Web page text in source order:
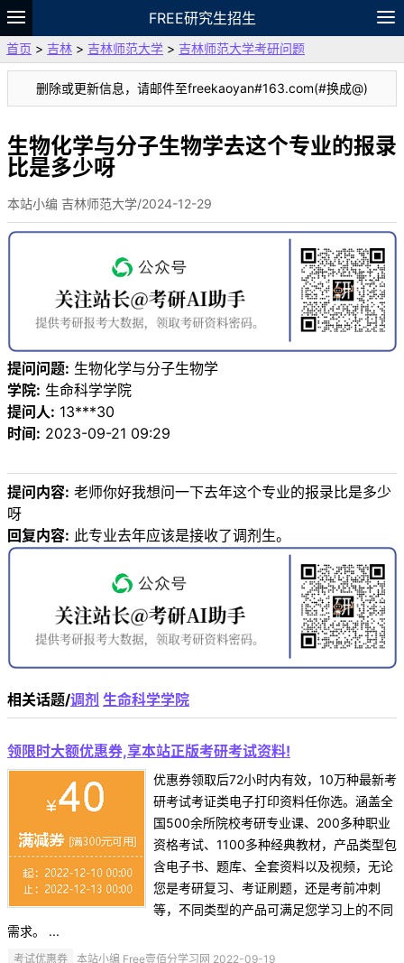
FREE研究生招生
题库
故事 专题 APP 笔记
论坛
VIP
资料
首页 > 吉林 > 吉林师范大学 > 吉林师范大学考研问题
删除或更新信息，请邮件至freekaoyan#163.com(#换成@)
生物化学与分子生物学去这个专业的报录
比是多少呀
本站小编 吉林师范大学/2024-12-29
提问问题: 生物化学与分子生物学
学院: 生命科学学院
提问人: 13***30
时间: 2023-09-21 09:29
提问内容: 老师你好我想问一下去年这个专业的报录比是多少
呀
回复内容: 此专业去年应该是接收了调剂生。
相关话题/调剂 生命科学学院
领限时大额优惠券,享本站正版考研考试资料!
优惠券领取后72小时内有效，10万种最新考
研考试考证类电子打印资料任你选。涵盖全
国500余所院校考研专业课、200多种职业
资格考试、1100多种经典教材，产品类型包
含电子书、题库、全套资料以及视频，无论
您是考研复习、考证刷题，还是考前冲刺
等，不同类型的产品可满足您学习上的不同
需求。 ...
考试优惠券 本站小编 Free壹佰分学习网 2022-09-19